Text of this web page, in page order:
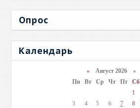
Опрос
Календарь
«Август 2026 »
Пн
Вт Ср Чт Пт Сб
1
3
4 5 6 7 8